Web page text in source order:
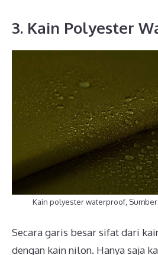
3. Kain Polyester
Kain polyester waterproof,
Secara garis besar sifat dari
dengan kain nilon. Hanya saja